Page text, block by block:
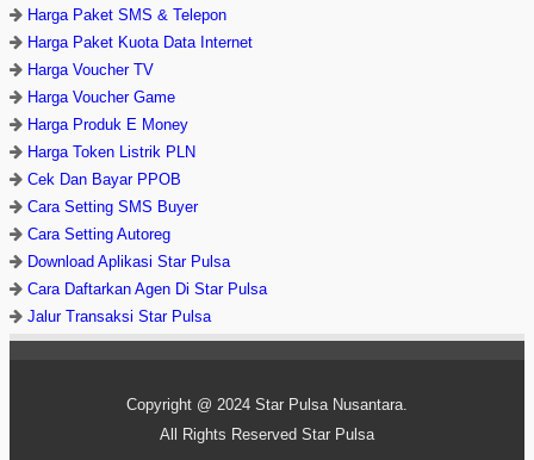
Harga Paket SMS & Telepon
Harga Paket Kuota Data Internet
Harga Voucher TV
Harga Voucher Game
Harga Produk E Money
Harga Token Listrik PLN
Cek Dan Bayar PPOB
Cara Setting SMS Buyer
Cara Setting Autoreg
Download Aplikasi Star Pulsa
Cara Daftarkan Agen Di Star Pulsa
Jalur Transaksi Star Pulsa
Copyright @ 2024 Star Pulsa Nusantara.
All Rights Reserved Star Pulsa